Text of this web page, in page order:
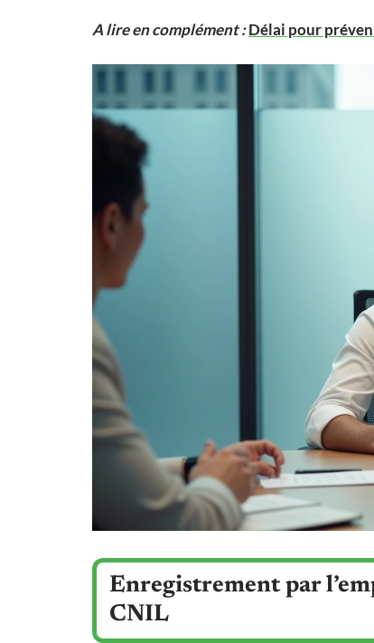
A lire en complément :Délai pour
Enregistrement par
CNIL